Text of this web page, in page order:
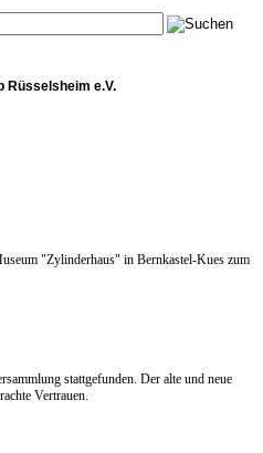
Rüsselsheim e.V.
"Zylinderhaus" in Bernkastel-Kues zum
stattgefunden. Der alte und neue
Vertrauen.